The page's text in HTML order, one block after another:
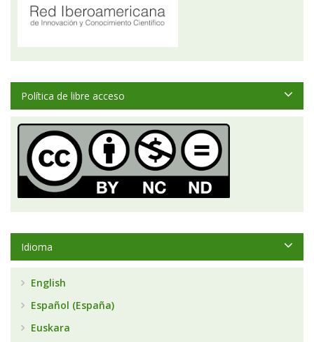
Política de libre acceso
Idioma
English
Español (España)
Euskara